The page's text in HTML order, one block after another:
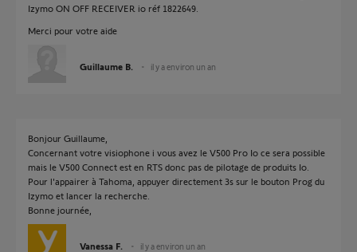
Izymo ON OFF RECEIVER io réf 1822649.
Merci pour votre aide
Guillaume B. il y a environ un an
Bonjour Guillaume,
Concernant votre visiophone i vous avez le V500 Pro Io ce sera possible
mais le V500 Connect est en RTS donc pas de pilotage de produits Io.
Pour l'appairer à Tahoma, appuyer directement 3s sur le bouton Prog du
Izymo et lancer la recherche.
Bonne journée,
Vanessa F. il y a environ un an